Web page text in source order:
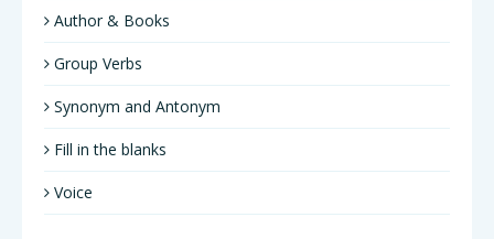
Author & Books
Group Verbs
Synonym and Antonym
Fill in the blanks
Voice